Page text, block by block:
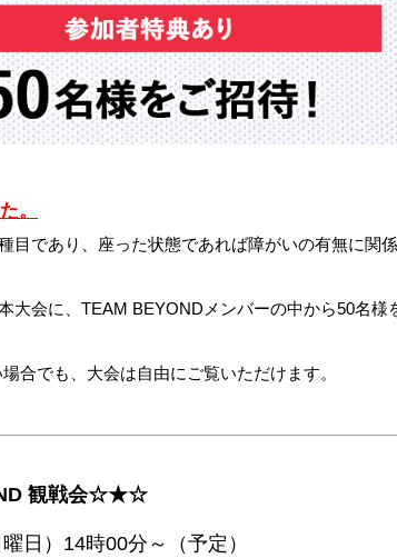
。
目であり、座った状態であれば障がいの有無に関
会に、TEAM BEYONDメンバーの中から50名様
合でも、大会は自由にご覧いただけます。
観戦会☆★☆
日）14時00分～（予定）